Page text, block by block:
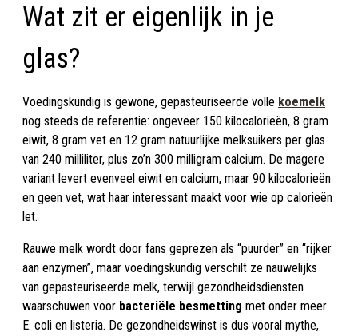
Wat zit er eigenlijk in je
glas?
Voedingskundig is gewone, gepasteuriseerde volle koemelk
nog steeds de referentie: ongeveer 150 kilocalorieën, 8 gram
eiwit, 8 gram vet en 12 gram natuurlijke melksuikers per glas
van 240 milliliter, plus zo’n 300 milligram calcium. De magere
variant levert evenveel eiwit en calcium, maar 90 kilocalorieën
en geen vet, wat haar interessant maakt voor wie op calorieën
let.
Rauwe melk wordt door fans geprezen als “puurder” en “rijker
aan enzymen”, maar voedingskundig verschilt ze nauwelijks
van gepasteuriseerde melk, terwijl gezondheidsdiensten
waarschuwen voor bacteriële besmetting met onder meer
E. coli en listeria. De gezondheidswinst is dus vooral mythe,